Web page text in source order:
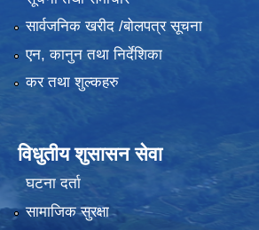
सार्वजनिक खरीद /बोलपत्र सूचना
एन, कानुन तथा निर्देशिका
कर तथा शुल्कहरु
विधुतीय शुसासन सेवा
घटना दर्ता
सामाजिक सुरक्षा